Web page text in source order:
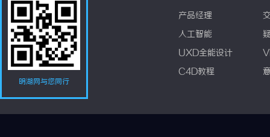
明湖网与您同行
产品经理
人工智能
UXD全能设计
C4D教程